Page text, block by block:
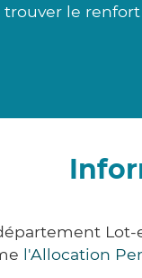
le
l'Allocation